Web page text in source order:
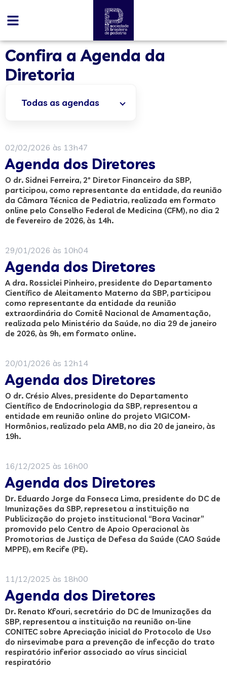
Confira a Agenda da
Diretoria
02/02/2026 às 13h47
Agenda dos Diretores
O dr. Sidnei Ferreira, 2º Diretor Financeiro da SBP,
participou, como representante da entidade, da reunião
da Câmara Técnica de Pediatria, realizada em formato
online pelo Conselho Federal de Medicina (CFM), no dia 2
de fevereiro de 2026, às 14h.
29/01/2026 às 10h04
Agenda dos Diretores
A dra. Rossiclei Pinheiro, presidente do Departamento
Científico de Aleitamento Materno da SBP, participou
como representante da entidade da reunião
extraordinária do Comitê Nacional de Amamentação,
realizada pelo Ministério da Saúde, no dia 29 de janeiro
de 2026, às 9h, em formato online.
20/01/2026 às 12h14
Agenda dos Diretores
O dr. Crésio Alves, presidente do Departamento
Científico de Endocrinologia da SBP, representou a
entidade em reunião online do projeto VIGICOM-
Hormônios, realizado pela AMB, no dia 20 de janeiro, às
19h.
16/12/2025 às 16h00
Agenda dos Diretores
Dr. Eduardo Jorge da Fonseca Lima, presidente do DC de
Imunizações da SBP, represetou a instituição na
Publicização do projeto institucional “Bora Vacinar”
promovido pelo Centro de Apoio Operacional às
Promotorias de Justiça de Defesa da Saúde (CAO Saúde
MPPE), em Recife (PE).
11/12/2025 às 18h00
Agenda dos Diretores
Dr. Renato Kfouri, secretário do DC de Imunizações da
SBP, representou a instituição na reunião on-line
CONITEC sobre Apreciação inicial do Protocolo de Uso
do nirsevimabe para a prevenção de infecção do trato
respiratório inferior associado ao vírus sincicial
respiratório